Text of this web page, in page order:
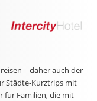
– daher auch der
Städte-Kurztrips mit
für Familien, die mit